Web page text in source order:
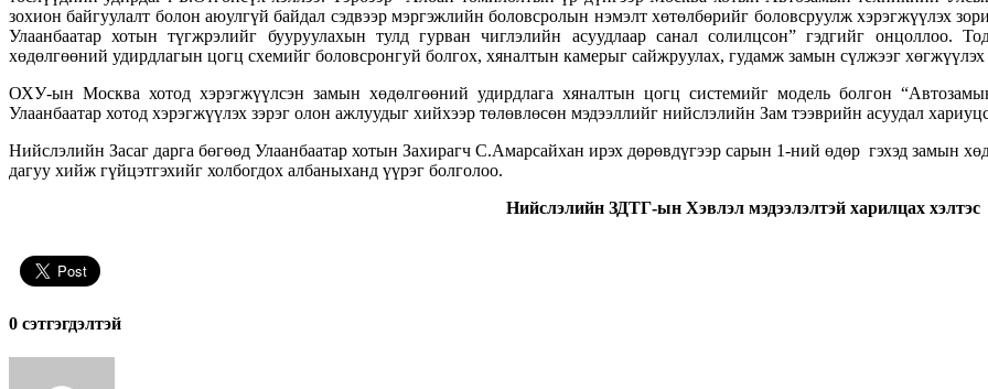
зохион байгуулалт болон аюулгүй байдал сэдвээр мэргэжлийн боловсролын нэмэлт хөтөлбөрийг боловсруулж хэрэгжүүлэх
Улаанбаатар хотын түгжрэлийг бууруулахын тулд гурван чиглэлийн асуудлаар санал солилцсон” гэдгийг онцоллоо.
хөдөлгөөний удирдлагын цогц схемийг боловсронгуй болгох, хяналтын камерыг сайжруулах, гудамж замын сүлжээг
ОХУ-ын Москва хотод хэрэгжүүлсэн замын хөдөлгөөний удирдлага хяналтын цогц системийг модель болгон
Улаанбаатар хотод хэрэгжүүлэх зэрэг олон ажлуудыг хийхээр төлөвлөсөн мэдээллийг нийслэлийн Зам тээврийн асуудал
Нийслэлийн Засаг дарга бөгөөд Улаанбаатар хотын Захирагч С.Амарсайхан ирэх дөрөвдүгээр сарын 1-ний өдөр гэхэд замын
дагуу хийж гүйцэтгэхийг холбогдох албаныханд үүрэг болголоо.
Нийслэлийн ЗДТГ-ын Хэвлэл мэдээлэлтэй харилцах хэлтэс
0 cэтгэгдэлтэй